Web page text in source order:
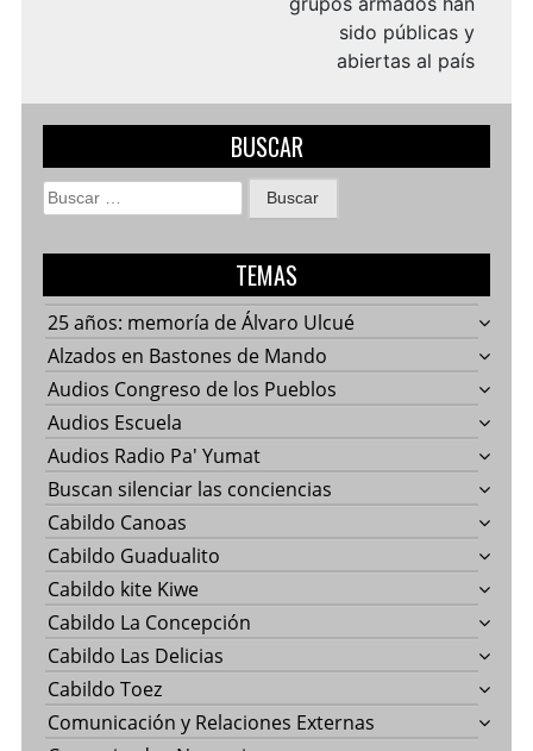
sido públicas y
abiertas al país
BUSCAR
Buscar:
TEMAS
25 años: memoría de Álvaro Ulcué
Alzados en Bastones de Mando
Audios Congreso de los Pueblos
Audios Escuela
Audios Radio Pa' Yumat
Buscan silenciar las conciencias
Cabildo Canoas
Cabildo Guadualito
Cabildo kite Kiwe
Cabildo La Concepción
Cabildo Las Delicias
Cabildo Toez
Comunicación y Relaciones Externas